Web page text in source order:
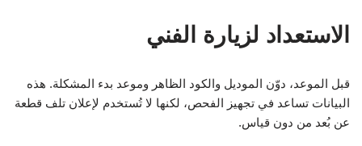
الاستعداد لزيارة الفني
قبل الموعد، دوّن الموديل والكود الظاهر وموعد بدء المشكلة. هذه
البيانات تساعد في تجهيز الفحص، لكنها لا تُستخدم لإعلان تلف قطعة
عن بُعد من دون قياس.